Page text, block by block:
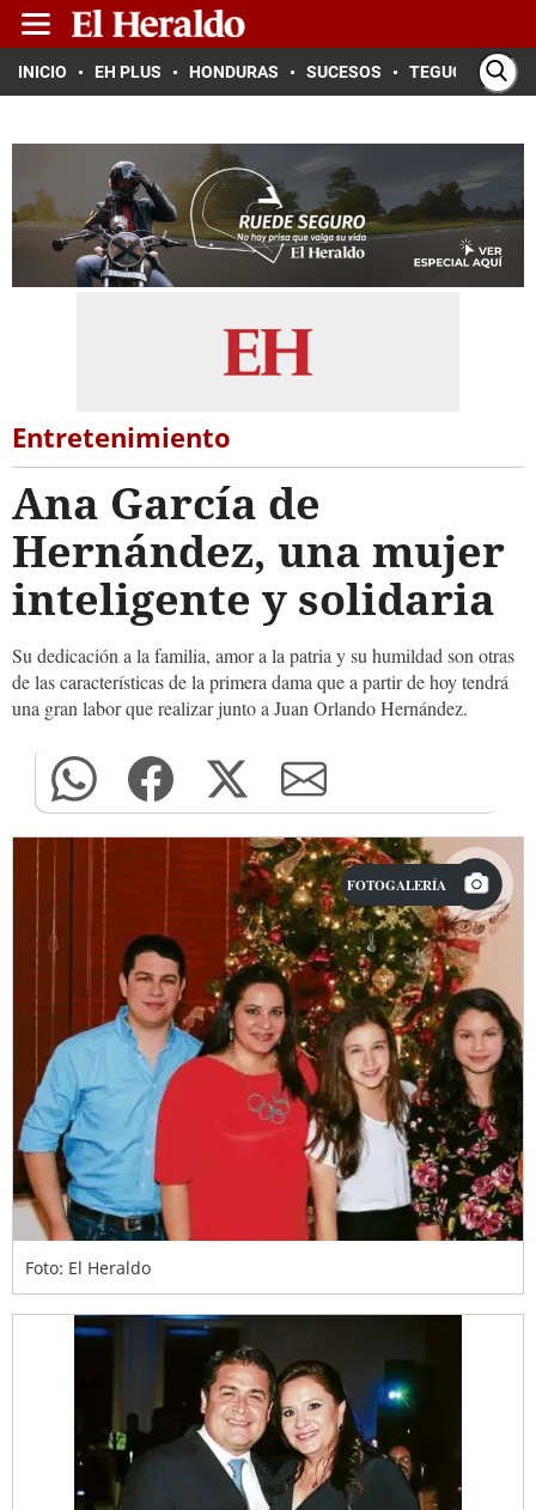
INICIO EH PLUS HONDURAS SUCESOS TEGUCIGALPA
Entretenimiento
Ana García de
Hernández, una mujer
inteligente y solidaria
Su dedicación a la familia, amor a la patria y su humildad son otras
de las características de la primera dama que a partir de hoy tendrá
una gran labor que realizar junto a Juan Orlando Hernández.
FOTOGALERÍA
Foto: El Heraldo